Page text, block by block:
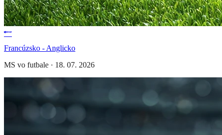
Francúzsko - Anglicko
MS vo futbale · 18. 07. 2026